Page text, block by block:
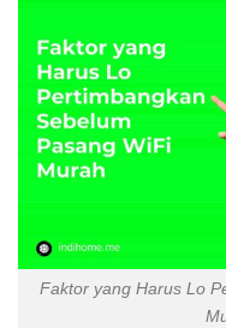
Faktor yang Harus Lo